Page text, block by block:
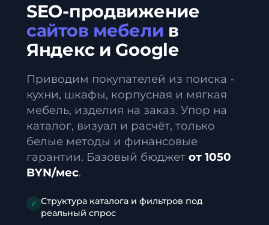
SEO-продвижение
сайтов мебели в
Яндекс и Google
Приводим покупателей из поиска -
кухни, шкафы, корпусная и мягкая
мебель, изделия на заказ. Упор на
каталог, визуал и расчёт, только
белые методы и финансовые
гарантии. Базовый бюджет от 1050
BYN/мес.
✓ Структура каталога и фильтров под
реальный спрос